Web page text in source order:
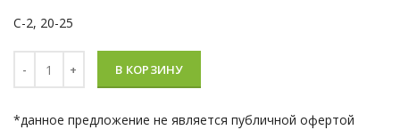
C-2, 20-25
В КОРЗИНУ
*данное предложение не является публичной офертой